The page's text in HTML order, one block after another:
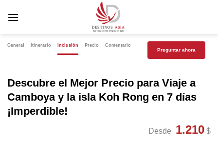
General Itinerario Inclusión Precio Comentario
Preguntar ahora
Descubre el Mejor Precio para Viaje a
Camboya y la isla Koh Rong en 7 días
¡Imperdible!
Desde 1.210 $